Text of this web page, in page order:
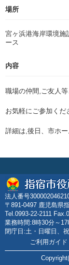
場所
宮ヶ浜港海岸環境施
ース
内容
職場の仲間,ご友人
お気軽にご参加くだ
詳細は,後日、市ホー
法人番号
〒891-0497 鹿児島県
Tel.0993-22-2111
業務時間:8時30分～17
閉庁日:土・日曜日、
ご利用ガイド